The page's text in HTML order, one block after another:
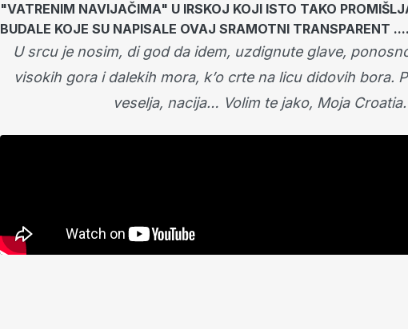
"VATRENIM NAVIJAČIMA" U IRSKOJ KOJI ISTO TAKO
BUDALE KOJE SU NAPISALE OVAJ SRAMOTNI TRANSPARENT
U srcu je nosim, di god da idem, uzdignute glave,
visokih gora i dalekih mora, k’o crte na licu didovih bora.
veselja, nacija… Volim te jako, Moja Croatia.